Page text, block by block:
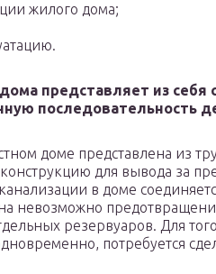
жилого дома;
представляет из себя
последовательность
доме представлена из
для вывода за
в доме
невозможно
резервуаров. Для
потребуется